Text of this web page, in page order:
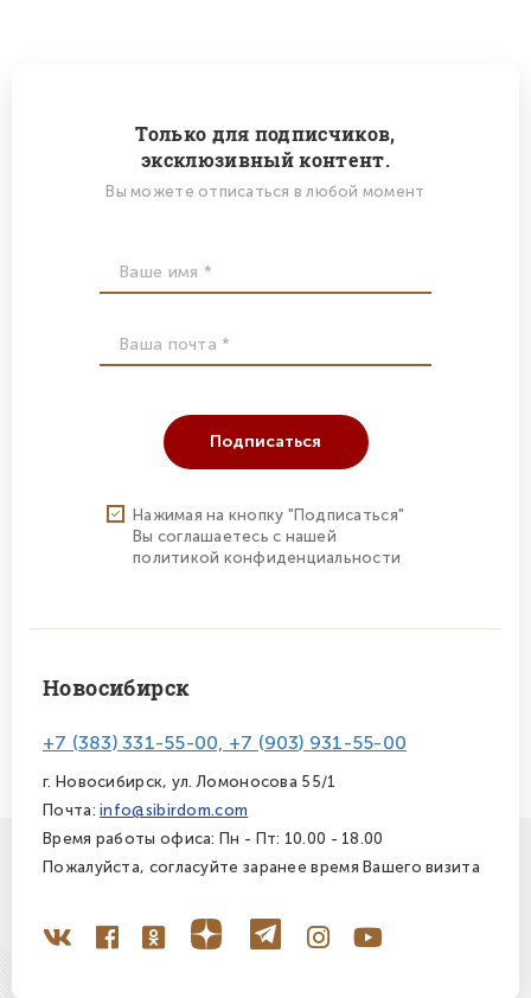
Только для подписчиков,
эксклюзивный контент.
Вы можете отписаться в любой момент
Подписаться
Нажимая на кнопку "Подписаться"
Вы соглашаетесь с нашей
политикой конфиденциальности
Новосибирск
+7 (383) 331-55-00, +7 (903) 931-55-00
г. Новосибирск, ул. Ломоносова 55/1
Почта:info@sibirdom.com
Время работы офиса: Пн - Пт: 10.00 - 18.00
Пожалуйста, согласуйте заранее время Вашего визита